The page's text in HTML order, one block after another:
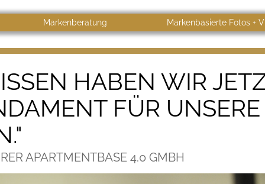
Markenberatung Markenbasierte Fotos +
HABEN WIR
FÜR UNSERE
APARTMENTBASE 4.0 GMBH